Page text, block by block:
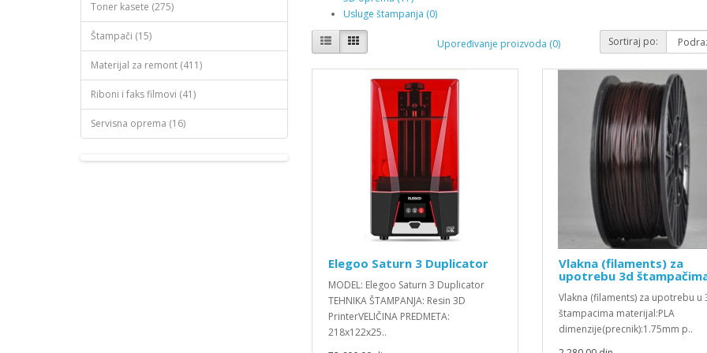
Toner kasete (275)
Štampači (15)
Materijal za remont (411)
Riboni i faks filmovi (41)
Servisna oprema (16)
Usluge štampanja (0)
Upoređivanje proizvoda (0) Sortiraj po:
Elegoo Saturn 3 Duplicator
MODEL: Elegoo Saturn 3 Duplicator
TEHNIKA ŠTAMPANJA: Resin 3D
PrinterVELIČINA PREDMETA:
218x122x25..
Vlakna (filaments) za
upotrebu 3d
Vlakna (filaments) za upotrebu u
štampacima materijal:PLA
dimenzije(precnik):1.75mm p..